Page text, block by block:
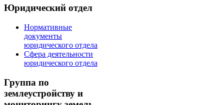
Юридический отдел
Нормативные
документы
юридического отдела
Сфера деятельности
юридического отдела
Группа по
землеустройству и